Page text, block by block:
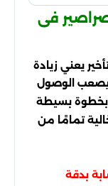
فى
يعني زيادة
يصعب الوصول
بخطوة بسيطة
تمامًا من
بدقة